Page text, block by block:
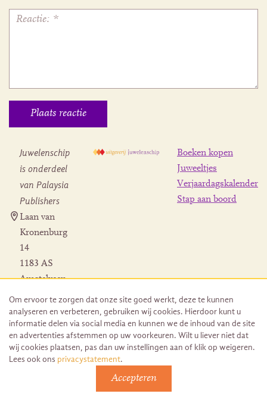
Juwelenschip
is onderdeel
van Palaysia
Publishers
Laan van
Kronenburg
14
1183 AS
Amstelveen
Herroeping
bestelling
Boeken kopen
Juweeltjes
Verjaardagskalender
Stap aan boord
© 2026 Uitgeverij Juwelenschip. Duurzaam ontwikkeld door
Go2People
Om ervoor te zorgen dat onze site goed werkt, deze te kunnen
analyseren en verbeteren, gebruiken wij cookies. Hierdoor kunt u
informatie delen via social media en kunnen we de inhoud van de site
en advertenties afstemmen op uw voorkeuren. Wilt u liever niet dat
wij cookies plaatsen, pas dan uw instellingen aan of klik op weigeren.
Lees ook ons privacystatement.
Accepteren